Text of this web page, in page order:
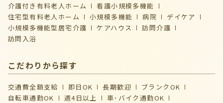
介護付き有料老人ホーム
看護小規模多機能
住宅型有料老人ホーム
小規模多機能 病院
デイケア
⼩規模多機能型居宅介護
ケアハウス
訪問介護
訪問入浴
こだわりから探す
交通費全額支給 即日OK 長期歓迎
ブランクOK
自転車通勤OK
週4日以上
車･バイク通勤OK